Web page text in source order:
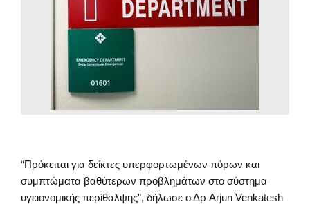
“Πρόκειται για δείκτες υπερφορτωμένων πόρων και
συμπτώματα βαθύτερων προβλημάτων στο σύστημα
υγειονομικής περίθαλψης”, δήλωσε ο Δρ Arjun Venkatesh